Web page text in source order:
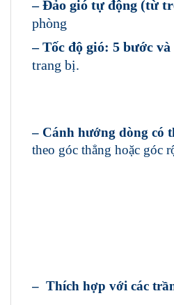
–Đảo gió tự động (từ
phòng
–Tốc độ gió: 5 bước
trang bị.
– Cánh hướng dòng có
theo góc thẳng hoặc góc
– Thích hợp với các